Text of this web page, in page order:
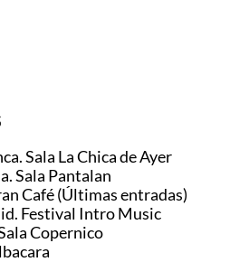
Sala La Chica de Ayer
Sala Pantalan
Café (Últimas entradas)
Festival Intro Music
Copernico